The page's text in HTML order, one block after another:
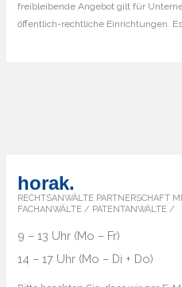
freibleibende Angebot gilt für
öffentlich-rechtliche Einrichtungen.
horak.
RECHTSANWÄLTE PARTNERSCHAFT
FACHANWÄLTE / PATENTANWÄLTE /
9 – 13 Uhr (Mo – Fr)
14 – 17 Uhr (Mo – Di + Do)